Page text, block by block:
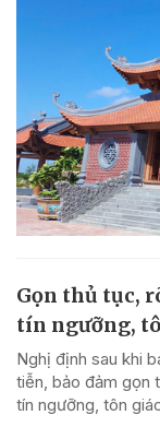
Gọn thủ tục,
tín ngưỡng,
Nghị định sau khi
tiễn, bảo đảm gọn
tín ngưỡng, tôn